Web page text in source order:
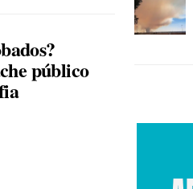
público